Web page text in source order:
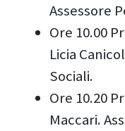
Assessore
Ore 10.00
Licia
Sociali.
Ore 10.20
Maccari.